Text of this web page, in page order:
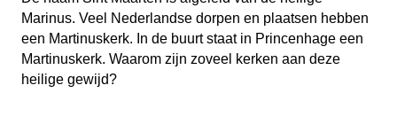
Marinus. Veel Nederlandse dorpen en plaatsen hebben
een Martinuskerk. In de buurt staat in Princenhage een
Martinuskerk. Waarom zijn zoveel kerken aan deze
heilige gewijd?